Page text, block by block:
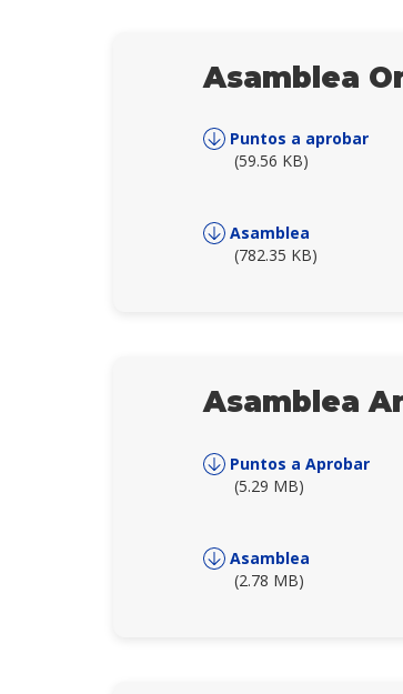
Asamblea
Puntos a aprobar
(59.56 KB)
Asamblea
(782.35 KB)
Asamblea
Puntos a Aprobar
(5.29 MB)
Asamblea
(2.78 MB)